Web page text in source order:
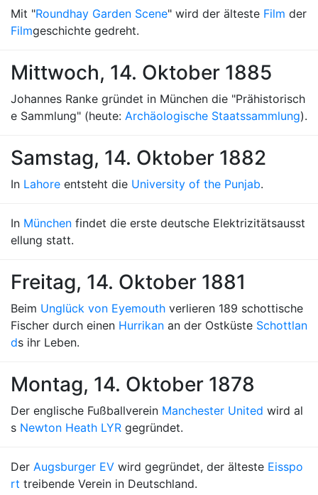
Mit "Roundhay Garden Scene" wird der älteste Film der
Filmgeschichte gedreht.
Mittwoch, 14. Oktober 1885
Johannes Ranke gründet in München die "Prähistorisch
e Sammlung" (heute: Archäologische Staatssammlung).
Samstag, 14. Oktober 1882
In Lahore entsteht die University of the Punjab.
In München findet die erste deutsche Elektrizitätsausst
ellung statt.
Freitag, 14. Oktober 1881
Beim Unglück von Eyemouth verlieren 189 schottische
Fischer durch einen Hurrikan an der Ostküste Schottlan
ds ihr Leben.
Montag, 14. Oktober 1878
Der englische Fußballverein Manchester United wird al
s Newton Heath LYR gegründet.
Der Augsburger EV wird gegründet, der älteste Eisspo
rt treibende Verein in Deutschland.